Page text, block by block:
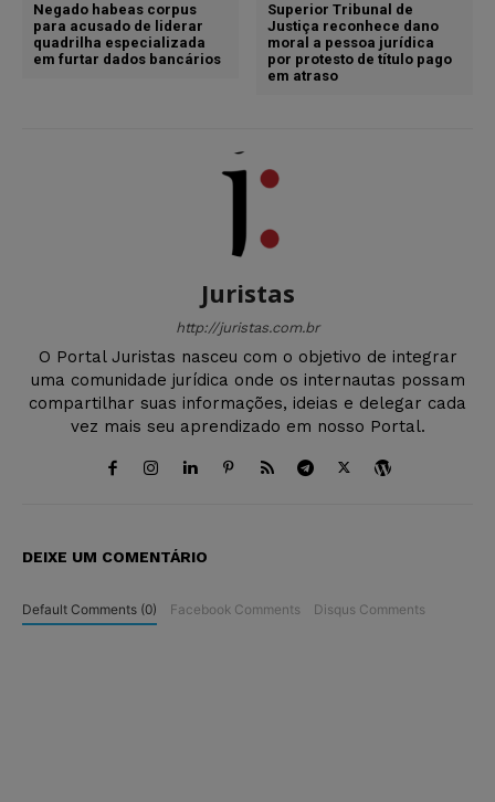
Negado habeas corpus
para acusado de liderar
quadrilha especializada
em furtar dados bancários
Superior Tribunal de
Justiça reconhece dano
moral a pessoa jurídica
por protesto de título pago
em atraso
Juristas
http://juristas.com.br
O Portal Juristas nasceu com o objetivo de integrar
uma comunidade jurídica onde os internautas possam
compartilhar suas informações, ideias e delegar cada
vez mais seu aprendizado em nosso Portal.
DEIXE UM COMENTÁRIO
Default Comments (0) Facebook Comments Disqus Comments